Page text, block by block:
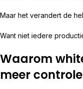
Maar het verandert de
Want niet iedere
Waarom
meer